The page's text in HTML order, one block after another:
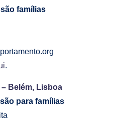
famílias
.
Belém, Lisboa
para famílias